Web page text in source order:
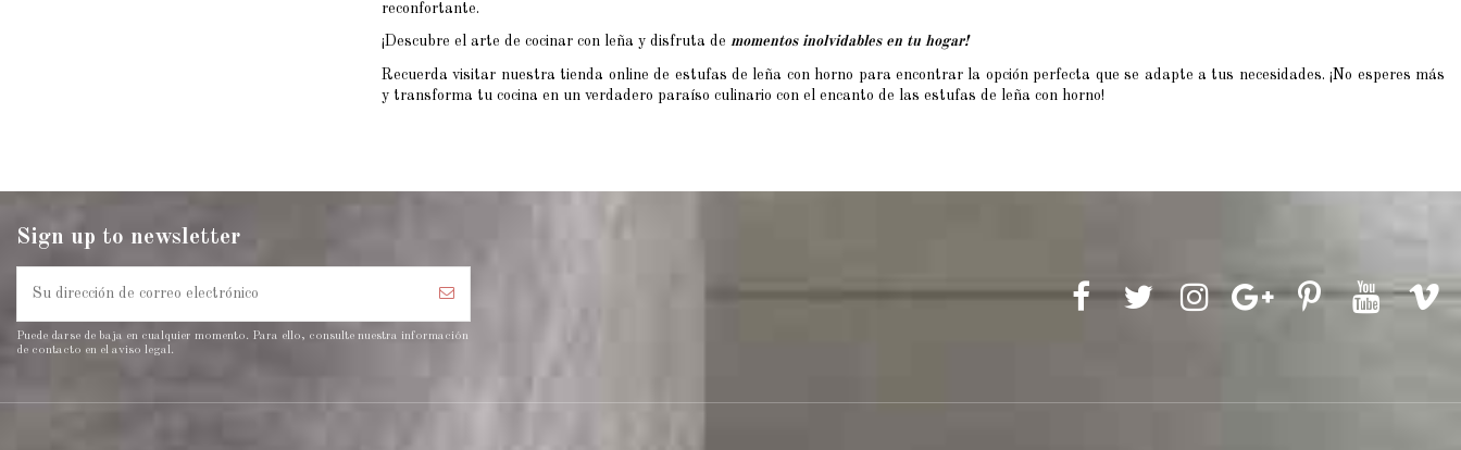
reconfortante.
¡Descubre el arte de cocinar con leña y disfruta de momentos inolvidables en tu hogar!
Recuerda visitar nuestra tienda online de estufas de leña con horno para encontrar la opción perfecta que se adapte a tus necesidades. ¡No esperes más
y transforma tu cocina en un verdadero paraíso culinario con el encanto de las estufas de leña con horno!
Sign up to newsletter
Puede darse de baja en cualquier momento. Para ello, consulte nuestra información
de contacto en el aviso legal.